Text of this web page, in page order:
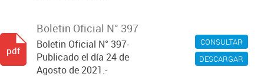
CONSULTAR
DESCARGAR
Boletin Oficial N° 397
Boletin Oficial N° 397-
Publicado el día 24 de
Agosto de 2021.-
pdf